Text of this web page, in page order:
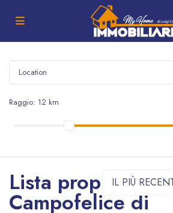
Raggio: 12 km
IL PIÙ
Lista proprietà -
Campofelice di